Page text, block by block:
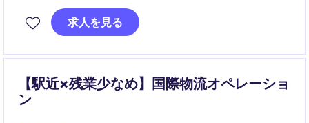
物流経験は必須ではなく、正確な事務処理力・丁寧な
日本語対応・英語メール対応力を活かして、国際ビジ
求人を見る
【駅近×残業少なめ】国際物流オペレーショ
ン